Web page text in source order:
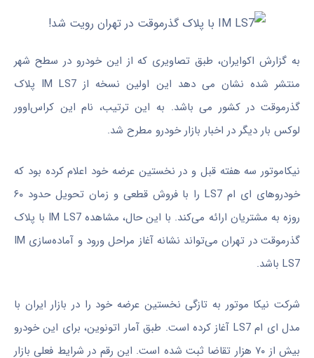
به گزارش اکوایران، طبق تصاویری که از این خودرو در سطح شهر
منتشر شده نشان می دهد این اولین نسخه از IM LS7 پلاک
گذرموقت در کشور می باشد. به این ترتیب، نام این کراس‌اوور
لوکس بار دیگر در اخبار بازار خودرو مطرح شد.
نیکاموتور سه هفته قبل و در نخستین عرضه خود اعلام کرده بود که
خودروهای ای ام LS7 را با فروش قطعی و زمان تحویل حدود ۶۰
روزه به مشتریان ارائه می‌کند. با این حال، مشاهده IM LS7 با پلاک
گذرموقت در تهران می‌تواند نشانه آغاز مراحل ورود و آماده‌سازی IM
LS7 باشد.
شرکت نیکا موتور به ‌تازگی نخستین عرضه خود را در بازار ایران با
مدل ای ام LS7 آغاز کرده است. طبق آمار اتونوین، برای این خودرو
بیش از ۷۰ هزار تقاضا ثبت شده است. این رقم در شرایط فعلی بازار